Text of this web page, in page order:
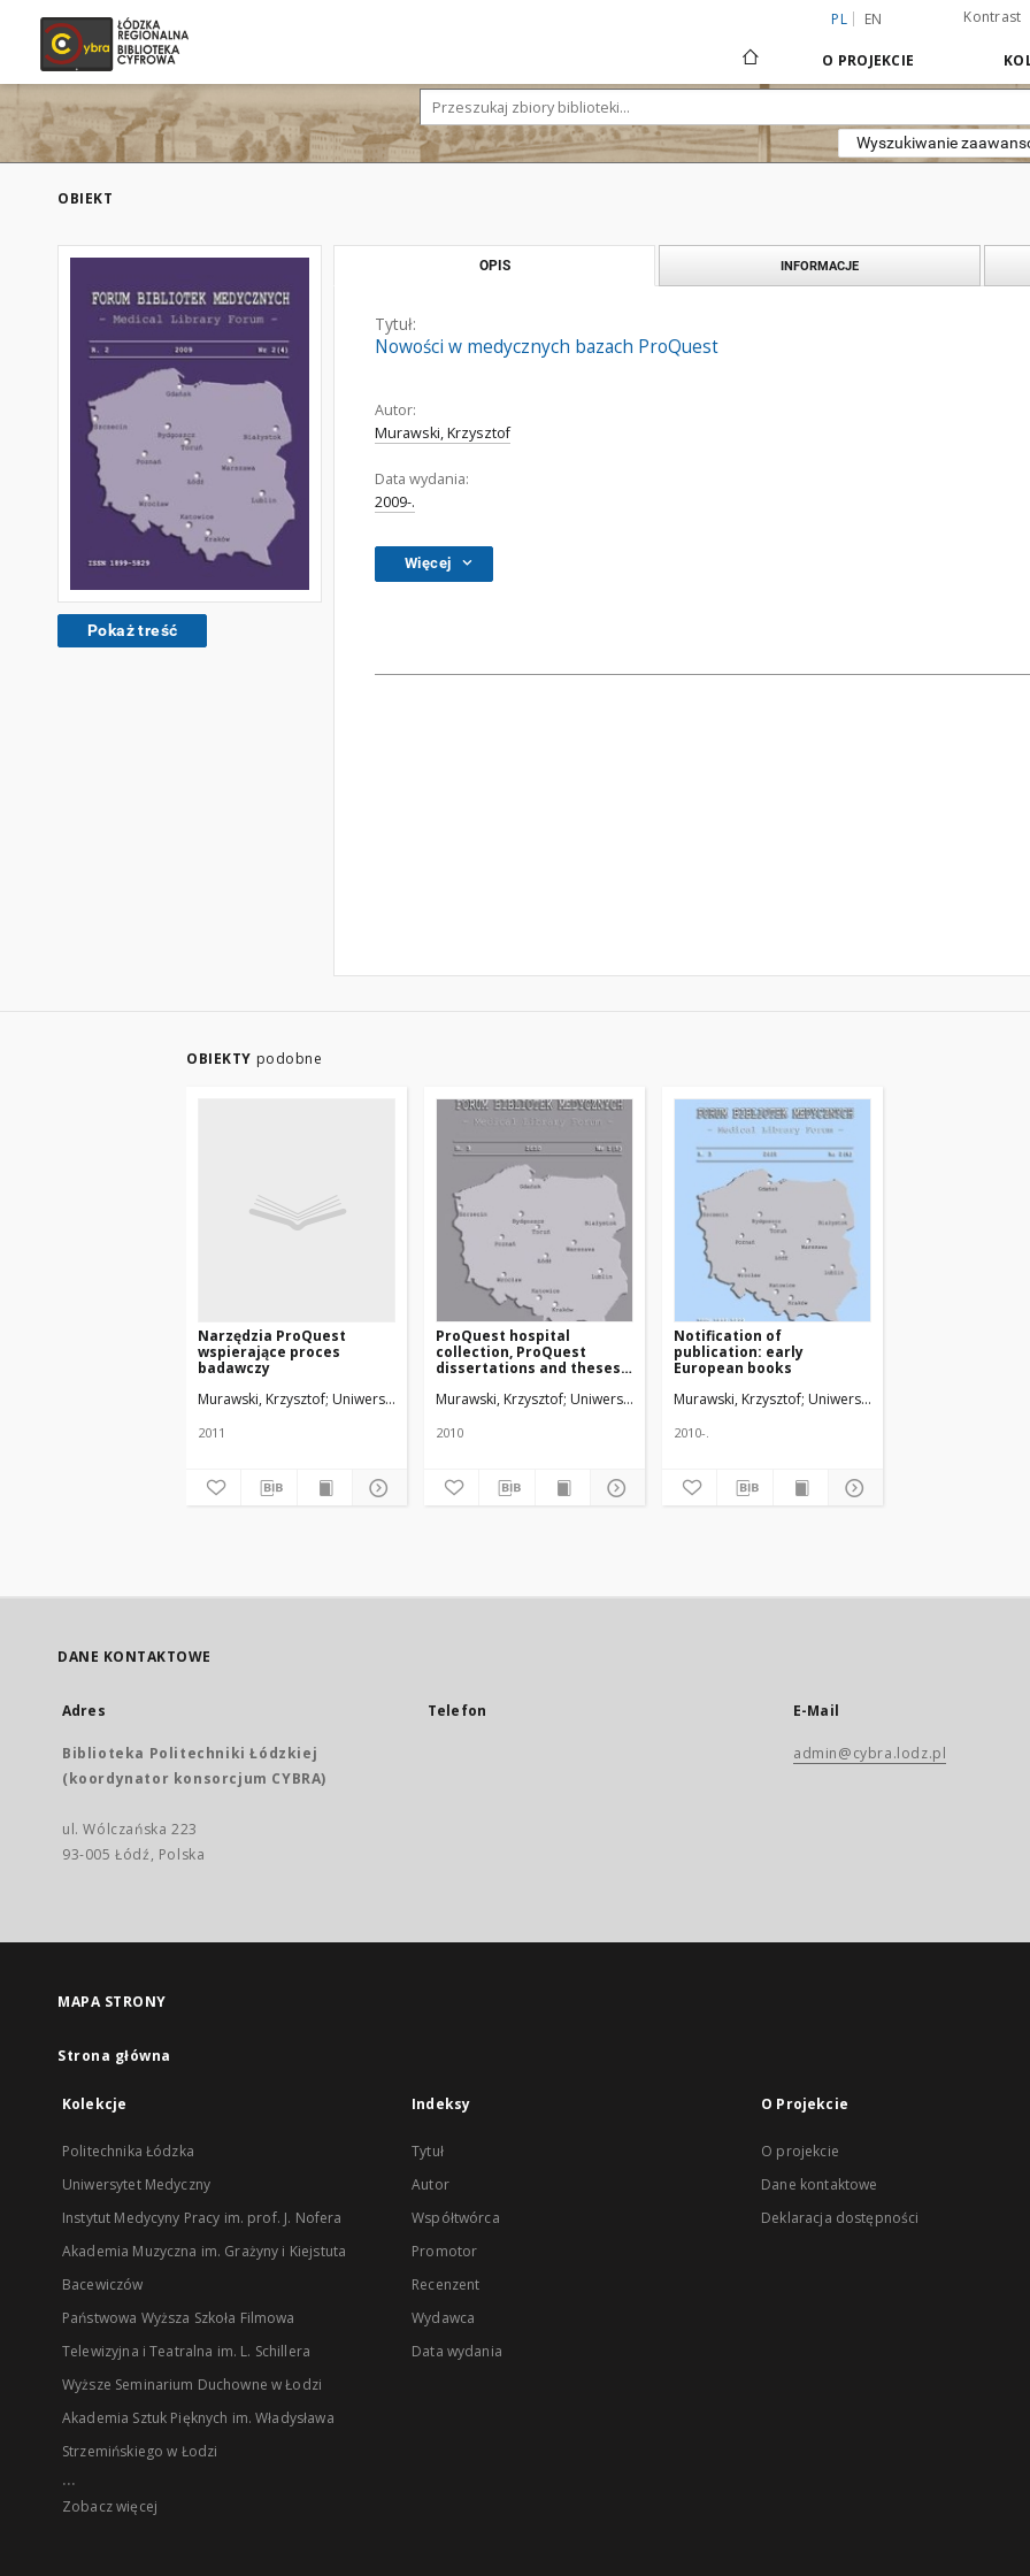
PL EN Kontrast
O PROJEKCIE
Wyszukiwanie
OBIEKT
Pokaż treść
OPIS INFORMACJE
Tytuł:
Nowości w medycznych bazach ProQuest
Autor:
Murawski, Krzysztof
Data wydania:
2009-.
Więcej
OBIEKTY podobne
Narzędzia ProQuest
wspierające proces
badawczy
Murawski, Krzysztof Uniwersytet Medyczny w Łodzi
2011
ProQuest hospital
collection, ProQuest
dissertations and theses
Murawski, Krzysztof Uniwersytet Medyczny w Łodzi
2010
Notification of
publication: early
European books
Murawski, Krzysztof Uniwersytet Medyczny w Łodzi
2010-.
DANE KONTAKTOWE
Adres
Biblioteka Politechniki Łódzkiej
(koordynator konsorcjum CYBRA)
ul. Wólczańska 223
93-005 Łódź, Polska
Telefon E-Mail
admin@cybra.lodz.pl
MAPA STRONY
Strona główna
Kolekcje
Politechnika Łódzka
Uniwersytet Medyczny
Instytut Medycyny Pracy im. prof. J. Nofera
Akademia Muzyczna im. Grażyny i Kiejstuta
Bacewiczów
Państwowa Wyższa Szkoła Filmowa
Telewizyjna i Teatralna im. L. Schillera
Wyższe Seminarium Duchowne w Łodzi
Akademia Sztuk Pięknych im. Władysława
Strzemińskiego w Łodzi
...
Zobacz więcej
Indeksy
Tytuł
Autor
Współtwórca
Promotor
Recenzent
Wydawca
Data wydania
O Projekcie
O projekcie
Dane kontaktowe
Deklaracja dostępności